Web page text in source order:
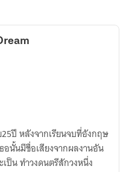
25ปี หลังจากเรียนจบที่อังกฤษ
นั้นมีชื่อเสียงจากผลงานอัน
ป็น ทำวงดนตรีสักวงหนึ่ง